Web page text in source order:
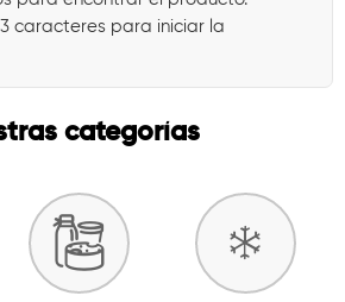
caracteres para iniciar la
categorías